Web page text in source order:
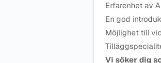
Erfarenhet av
En god
Möjlighet till
Vi söker dig